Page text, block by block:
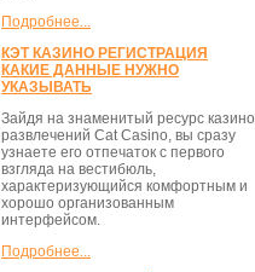
Подробнее...
КЭТ КАЗИНО РЕГИСТРАЦИЯ
КАКИЕ ДАННЫЕ НУЖНО
УКАЗЫВАТЬ
Зайдя на знаменитый ресурс казино
развлечений Cat Casino, вы сразу
узнаете его отпечаток с первого
взгляда на вестибюль,
характеризующийся комфортным и
хорошо организованным
интерфейсом.
Подробнее...